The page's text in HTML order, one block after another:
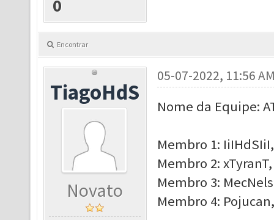
0
Encontrar
TiagoHdS
Novato
05-07-2022, 11:56
Nome da Equipe:
Membro 1:
Membro 2:
Membro 3:
Membro 4: